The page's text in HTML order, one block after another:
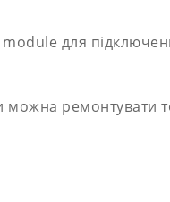
для
можна ремонтувати